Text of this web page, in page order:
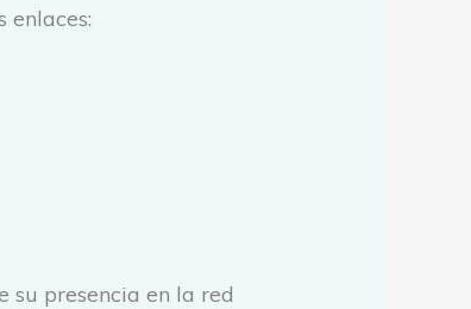
enlaces:
presencia en la red